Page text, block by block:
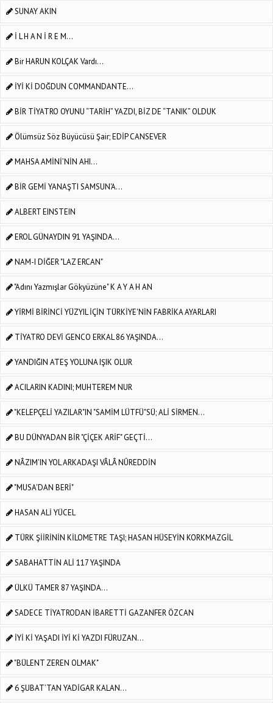
SUNAY AKIN
İ L H A N İ R E M...
Bir HARUN KOLÇAK Vardı...
İYİ Kİ DOĞDUN COMMANDANTE...
BİR TİYATRO OYUNU “TARİH” YAZDI, BİZ DE “TANIK” OLDUK
Ölümsüz Söz Büyücüsü Şair; EDİP CANSEVER
MAHSA AMİNİ’NİN AHI...
BİR GEMİ YANAŞTI SAMSUN'A...
ALBERT EINSTEIN
EROL GÜNAYDIN 91 YAŞINDA...
NAM-I DİĞER "LAZ ERCAN"
"Adını Yazmışlar Gökyüzüne" K A Y A H AN
YİRMİ BİRİNCİ YÜZYIL İÇİN TÜRKİYE'NİN FABRİKA AYARLARI
TİYATRO DEVİ GENCO ERKAL 86 YAŞINDA...
YANDIĞIN ATEŞ YOLUNA IŞIK OLUR
ACILARIN KADINI; MUHTEREM NUR
"KELEPÇELİ YAZILAR"IN "SAMİM LÜTFÜ"SÜ; ALİ SİRMEN...
BU DÜNYADAN BİR "ÇİÇEK ARİF" GEÇTİ...
NÂZIM'IN YOL ARKADAŞI VÂLÂ NÛREDDİN
"MUSA'DAN BERİ"
HASAN ALİ YÜCEL
TÜRK ŞİİRİNİN KİLOMETRE TAŞI; HASAN HÜSEYİN KORKMAZGİL
SABAHATTİN ALİ 117 YAŞINDA
ÜLKÜ TAMER 87 YAŞINDA...
SADECE TİYATRODAN İBARETTİ GAZANFER ÖZCAN
İYİ Kİ YAŞADI İYİ Kİ YAZDI FÜRUZAN...
"BÜLENT ZEREN OLMAK"
6 ŞUBAT’TAN YADİGAR KALAN…